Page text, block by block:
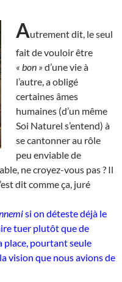
Autrement dit, le seul
fait de vouloir être
« bon » d’une vie à
l’autre, a obligé
certaines âmes
humaines (d’un même
Soi Naturel s’entend) à
se cantonner au rôle
peu enviable de
ne croyez-vous pas ? Il
dit comme ça, juré
si on déteste déjà le
tuer plutôt que de
place, pourtant seule
vision que nous avions de